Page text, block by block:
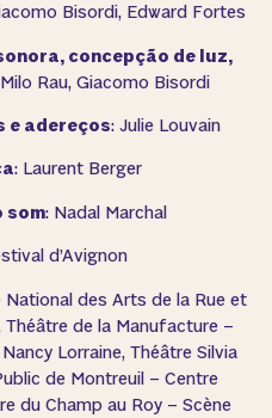
Bisordi, Edward Fortes
concepção de luz,
Rau, Giacomo Bisordi
adereços: Julie Louvain
: Laurent Berger
som: Nadal Marchal
d’Avignon
National des Arts de la Rue et
Théâtre de la Manufacture –
Lorraine, Théâtre Silvia
de Montreuil – Centre
du Champ au Roy – Scène